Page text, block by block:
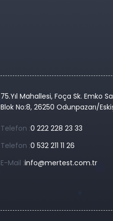
75.Yıl Mahallesi, Foça Sk. Emko
Blok No:8, 26250 Odunpazarı/
Telefon :0 222 228 23 33
Telefon :0 532 211 11 26
E-Mail :info@mertest.com.tr